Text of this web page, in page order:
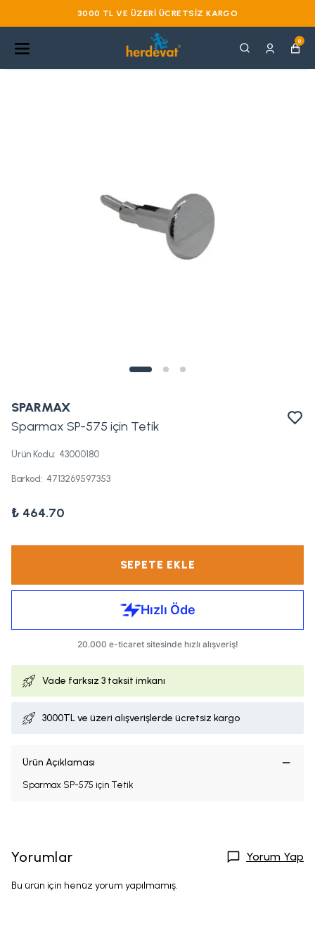
3000 TL VE ÜZERI ÜCRETSIZ KARGO
0
SPARMAX
Sparmax SP-575 için Tetik
Ürün Kodu: 43000180
Barkod: 4713269597353
₺ 464.70
SEPETE EKLE
Vade farksız 3 taksit imkanı
3000TL ve üzeri alışverişlerde ücretsiz kargo
Ürün Açıklaması
Sparmax SP-575 için Tetik
Yorumlar Yorum Yap
Bu ürün için henüz yorum yapılmamış.